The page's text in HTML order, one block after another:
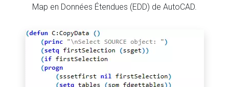
Map en Données Étendues (EDD) de AutoCAD.